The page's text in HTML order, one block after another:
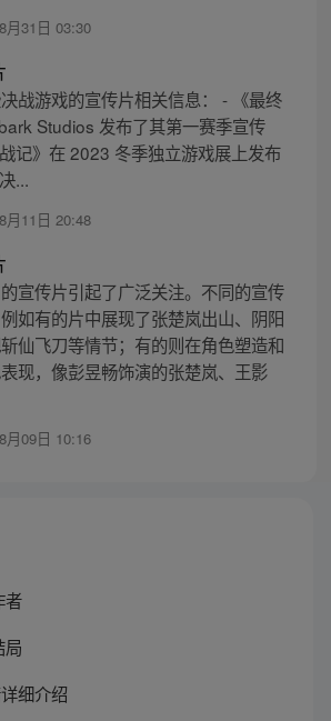
月31日 03:30
战游戏的宣传片相关信息： - 《最终
Studios 发布了其第一赛季宣传
记》在 2023 冬季独立游戏展上发布
...
月11日 20:48
宣传片引起了广泛关注。不同的宣传
如有的片中展现了张楚岚出山、阴阳
仙飞刀等情节；有的则在角色塑造和
现，像彭昱畅饰演的张楚岚、王影
月09日 10:16
者
局
细介绍